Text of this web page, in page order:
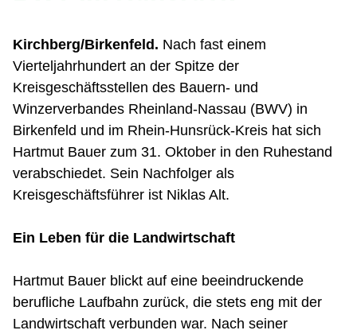
Kirchberg/Birkenfeld. Nach fast einem
Vierteljahrhundert an der Spitze der
Kreisgeschäftsstellen des Bauern- und
Winzerverbandes Rheinland-Nassau (BWV) in
Birkenfeld und im Rhein-Hunsrück-Kreis hat sich
Hartmut Bauer zum 31. Oktober in den Ruhestand
verabschiedet. Sein Nachfolger als
Kreisgeschäftsführer ist Niklas Alt.
Ein Leben für die Landwirtschaft
Hartmut Bauer blickt auf eine beeindruckende
berufliche Laufbahn zurück, die stets eng mit der
Landwirtschaft verbunden war. Nach seiner